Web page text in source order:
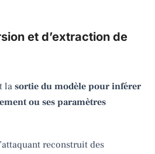
et d’extraction de
la sortie du modèle pour inférer
ou ses paramètres
reconstruit des